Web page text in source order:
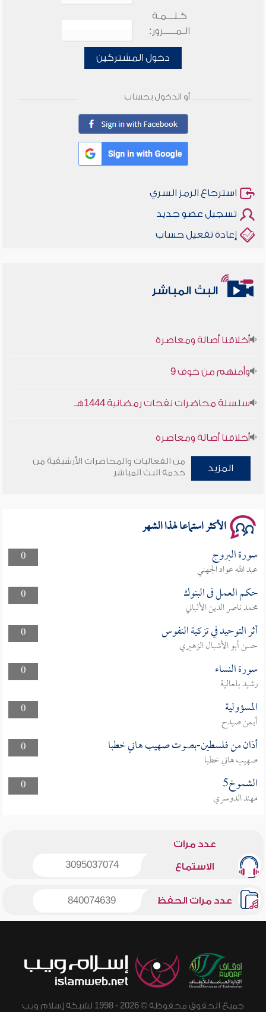
كـلـــمـة
الـمـــــرور:
دخول المشتركين
أو الدخول بحساب
استرجاع الرمز السري
تسجيل عضو جديد
إعادة تفعيل حساب
البث المباشر
أخلاقنا أصالة ومعاصرة
وأمنهم من خوف 9
سلسلة محاضرات نفحات رمضانية 1444هـ
أخلاقنا أصالة ومعاصرة
وأمنهم من خوف 9
المزيد
من الفعاليات والمحاضرات الأرشيفية من
خدمة البث المباشر
الأكثر استماعا لهذا الشهر
0 سورة البروج
عبد الله عواد الجهني
0
حكم العمل فى البنوك
محمد ناصر الدين الألباني
0
أثر التوحيد في تزكية النفوس
حسن أبو الأشبال الزهيري
0
سورة النساء
رشيد بلعالية
0
المسؤولية
أيمن صيدح
0
أذان من فلسطين-بصوت صهيب هاني خطبا
صهيب هاني خطبا
0
الشموخ5
مهند الدوسري
عدد مرات
الاستماع 3095037074
عدد مرات الحفظ 840074639
جميع الحقوق محفوظة © 2026 - 1998 لشبكة إسلام ويب